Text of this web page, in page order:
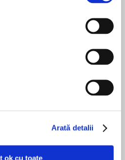
Arată detalii
ok cu toate
Connection, No Matter
right now: the definitive
există recenzii